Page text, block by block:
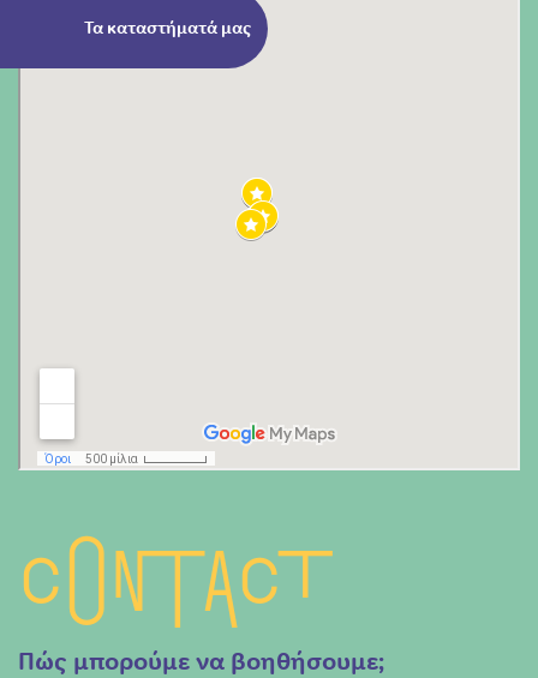
Τα καταστήματά μας
Contact
Πώς μπορούμε να βοηθήσουμε;